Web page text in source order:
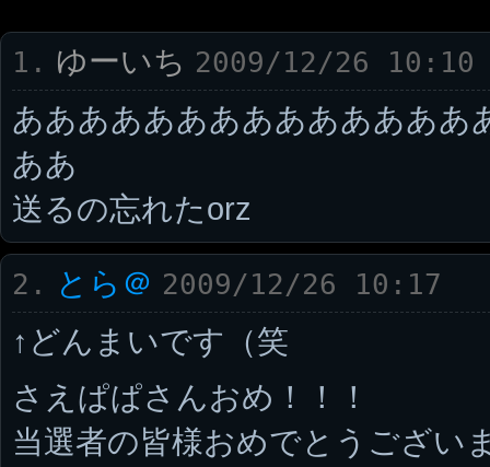
1. ゆーいち 2009/12/26 10:10
ああああああああああああああ
ああ
送るの忘れたorz
2. とら＠ 2009/12/26 10:17
↑どんまいです（笑
さえぱぱさんおめ！！！
当選者の皆様おめでとうござい